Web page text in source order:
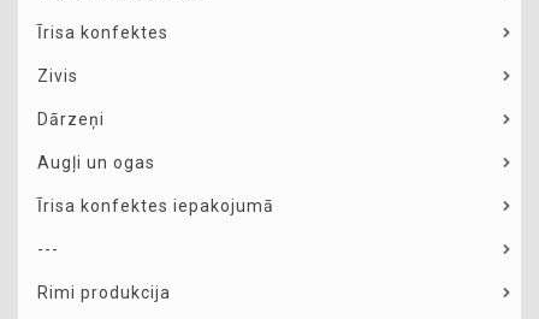
Īrisa konfektes
Zivis
Dārzeņi
Augļi un ogas
Īrisa konfektes iepakojumā
---
Rimi produkcija